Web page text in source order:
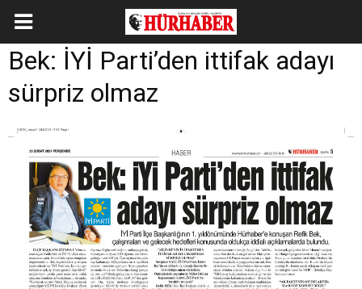
Bek: İYİ Parti’den ittifak adayı
sürpriz olmaz